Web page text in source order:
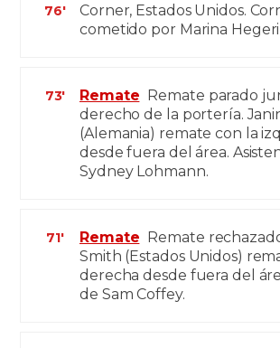
76'
Corner, Estados Unidos.
cometido por Marina
73' Remate Remate parado
derecho de la portería.
(Alemania) remate con la
desde fuera del área.
Sydney Lohmann.
71' Remate Remate
Smith (Estados Unidos)
derecha desde fuera del
de Sam Coffey.